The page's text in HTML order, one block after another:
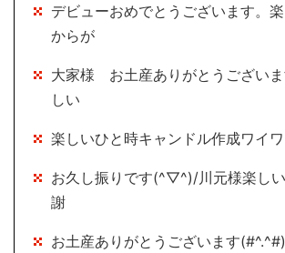
デビューおめでとうございます。
からが
大家様 お土産ありがとうござい
しい
楽しいひと時キャンドル作成ワイワ
お久し振りです(^▽^)/川元様楽し
謝
お土産ありがとうございます(#^.^#)